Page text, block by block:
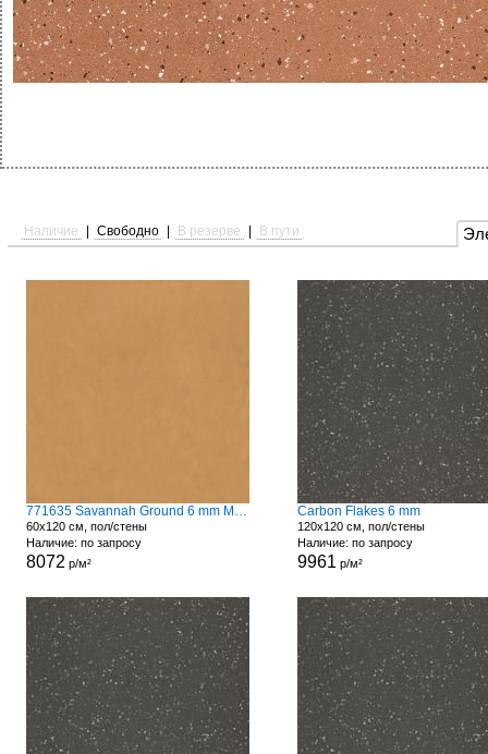
Наличие Свободно В резерве В пути
771635 Savannah Ground 6 mm Matte
60x120 см, пол/стены
Наличие: по запросу
8072 р/м²
Carbon Flakes 6 mm
120x120 см, пол/стены
Наличие: по запросу
9961 р/м²